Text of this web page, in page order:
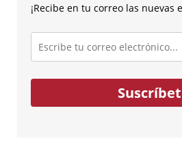
¡Recibe en tu correo las nuevas
Escribe
tu
correo
electrónico...